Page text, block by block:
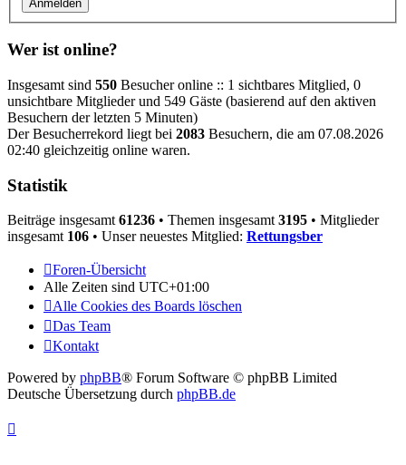
Wer ist online?
Insgesamt sind 550 Besucher online :: 1 sichtbares Mitglied, 0
unsichtbare Mitglieder und 549 Gäste (basierend auf den aktiven
Besuchern der letzten 5 Minuten)
Der Besucherrekord liegt bei 2083 Besuchern, die am 07.08.2026
02:40 gleichzeitig online waren.
Statistik
Beiträge insgesamt 61236 • Themen insgesamt 3195 • Mitglieder
insgesamt 106 • Unser neuestes Mitglied: Rettungsber
Foren-Übersicht
Alle Zeiten sind UTC+01:00
Alle Cookies des Boards löschen
Das Team
Kontakt
Powered by phpBB® Forum Software © phpBB Limited
Deutsche Übersetzung durch phpBB.de